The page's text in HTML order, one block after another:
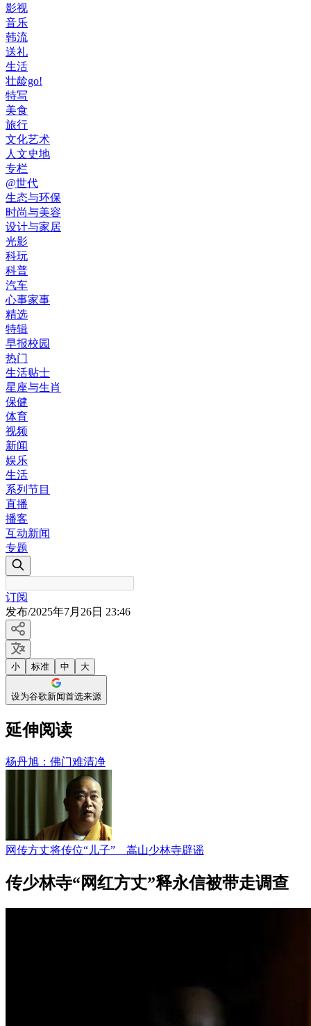
影视
音乐
韩流
送礼
生活
壮龄go!
特写
美食
旅行
文化艺术
人文史地
专栏
@世代
生态与环保
时尚与美容
设计与家居
光影
科玩
科普
汽车
心事家事
精选
特辑
早报校园
热门
生活贴士
星座与生肖
保健
体育
视频
新闻
娱乐
生活
系列节目
直播
播客
互动新闻
专题
订阅
发布/2025年7月26日 23:46
小 标准 中 大
设为谷歌新闻首选来源
延伸阅读
杨丹旭：佛门难清净
网传方丈将传位“儿子” 嵩山少林寺辟谣
传少林寺“网红方丈”释永信被带走调查